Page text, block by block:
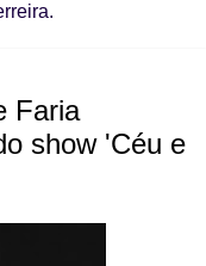
Faria
show 'Céu e